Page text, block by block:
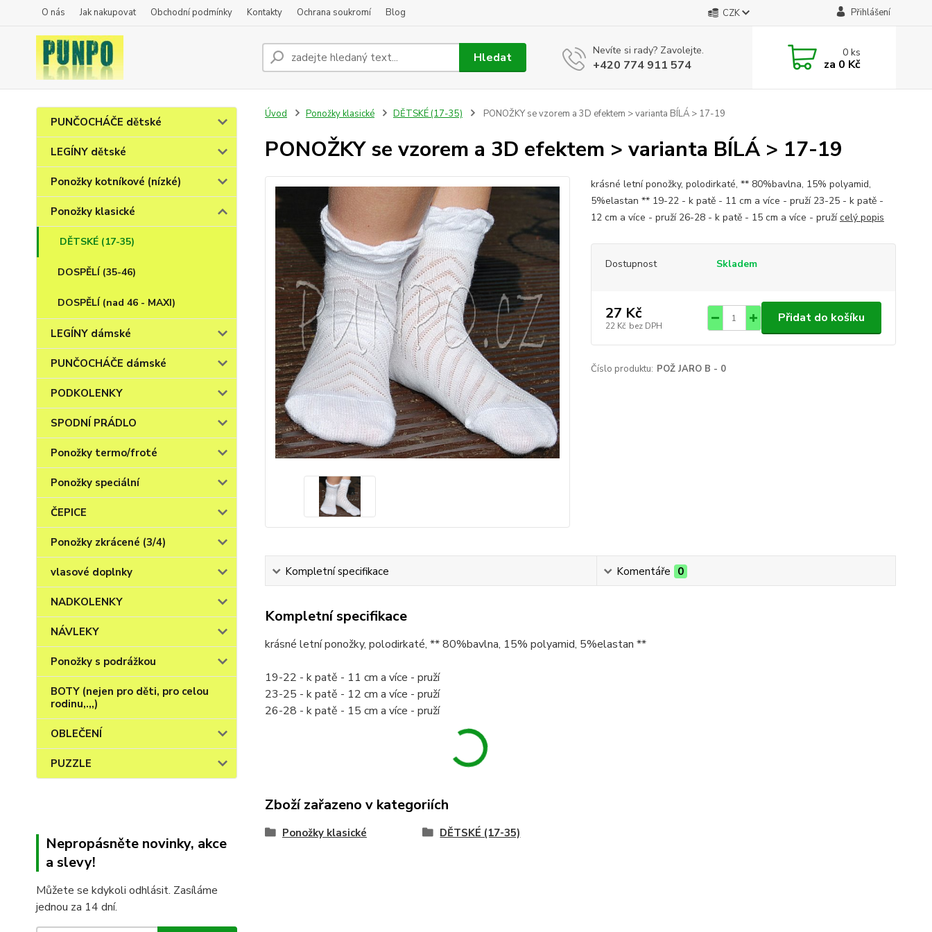
O nás Jak nakupovat Obchodní podmínky Kontakty Ochrana soukromí Blog CZK Přihlášení
Hledat Nevíte si rady? Zavolejte.
+420 774 911 574
0ks
za 0 Kč
PUNČOCHÁČE dětské
LEGÍNY dětské
Ponožky kotníkové (nízké)
Ponožky klasické
DĚTSKÉ (17-35)
DOSPĚLÍ (35-46)
DOSPĚLÍ (nad 46 - MAXI)
LEGÍNY dámské
PUNČOCHÁČE dámské
PODKOLENKY
SPODNÍ PRÁDLO
Ponožky termo/froté
Ponožky speciální
ČEPICE
Ponožky zkrácené (3/4)
vlasové doplnky
NADKOLENKY
NÁVLEKY
Ponožky s podrážkou
BOTY (nejen pro děti, pro celou
rodinu,.,,)
OBLEČENÍ
PUZZLE
Nepropásněte novinky, akce
a slevy!
Můžete se kdykoli odhlásit. Zasíláme
jednou za 14 dní.
Úvod Ponožky klasické DĚTSKÉ (17-35) PONOŽKY se vzorem a 3D efektem > varianta BÍLÁ > 17-19
PONOŽKY se vzorem a 3D efektem > varianta BÍLÁ > 17-19
krásné letní ponožky, polodirkaté, ** 80%bavlna, 15% polyamid,
5%elastan ** 19-22 - k patě - 11 cm a více - pruží 23-25 - k patě -
12 cm a více - pruží 26-28 - k patě - 15 cm a více - pružícelý popis
Dostupnost Skladem
27 Kč
22 Kč bez DPH
Přidat do košíku
Číslo produktu: POŽ JARO B - 0
Kompletní specifikace Komentáře 0
Kompletní specifikace
krásné letní ponožky, polodirkaté, ** 80%bavlna, 15% polyamid, 5%elastan **
19-22 - k patě - 11 cm a více - pruží
23-25 - k patě - 12 cm a více - pruží
26-28 - k patě - 15 cm a více - pruží
Zboží zařazeno v kategoriích
Ponožky klasické DĚTSKÉ (17-35)